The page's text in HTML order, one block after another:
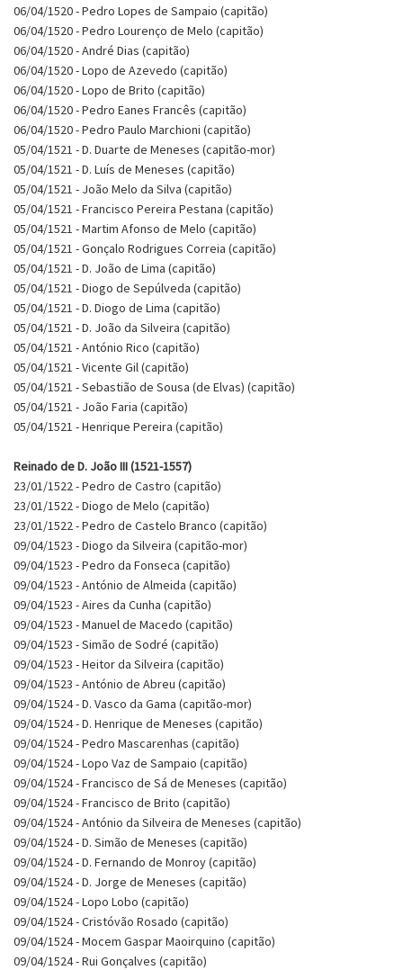
06/04/1520 - Pedro Lopes de Sampaio (capitão)
06/04/1520 - Pedro Lourenço de Melo (capitão)
06/04/1520 - André Dias (capitão)
06/04/1520 - Lopo de Azevedo (capitão)
06/04/1520 - Lopo de Brito (capitão)
06/04/1520 - Pedro Eanes Francês (capitão)
06/04/1520 - Pedro Paulo Marchioni (capitão)
05/04/1521 - D. Duarte de Meneses (capitão-mor)
05/04/1521 - D. Luís de Meneses (capitão)
05/04/1521 - João Melo da Silva (capitão)
05/04/1521 - Francisco Pereira Pestana (capitão)
05/04/1521 - Martim Afonso de Melo (capitão)
05/04/1521 - Gonçalo Rodrigues Correia (capitão)
05/04/1521 - D. João de Lima (capitão)
05/04/1521 - Diogo de Sepúlveda (capitão)
05/04/1521 - D. Diogo de Lima (capitão)
05/04/1521 - D. João da Silveira (capitão)
05/04/1521 - António Rico (capitão)
05/04/1521 - Vicente Gil (capitão)
05/04/1521 - Sebastião de Sousa (de Elvas) (capitão)
05/04/1521 - João Faria (capitão)
05/04/1521 - Henrique Pereira (capitão)
Reinado de D. João III (1521-1557)
23/01/1522 - Pedro de Castro (capitão)
23/01/1522 - Diogo de Melo (capitão)
23/01/1522 - Pedro de Castelo Branco (capitão)
09/04/1523 - Diogo da Silveira (capitão-mor)
09/04/1523 - Pedro da Fonseca (capitão)
09/04/1523 - António de Almeida (capitão)
09/04/1523 - Aires da Cunha (capitão)
09/04/1523 - Manuel de Macedo (capitão)
09/04/1523 - Simão de Sodré (capitão)
09/04/1523 - Heitor da Silveira (capitão)
09/04/1523 - António de Abreu (capitão)
09/04/1524 - D. Vasco da Gama (capitão-mor)
09/04/1524 - D. Henrique de Meneses (capitão)
09/04/1524 - Pedro Mascarenhas (capitão)
09/04/1524 - Lopo Vaz de Sampaio (capitão)
09/04/1524 - Francisco de Sá de Meneses (capitão)
09/04/1524 - Francisco de Brito (capitão)
09/04/1524 - António da Silveira de Meneses (capitão)
09/04/1524 - D. Simão de Meneses (capitão)
09/04/1524 - D. Fernando de Monroy (capitão)
09/04/1524 - D. Jorge de Meneses (capitão)
09/04/1524 - Lopo Lobo (capitão)
09/04/1524 - Cristóvão Rosado (capitão)
09/04/1524 - Mocem Gaspar Maoirquino (capitão)
09/04/1524 - Rui Gonçalves (capitão)